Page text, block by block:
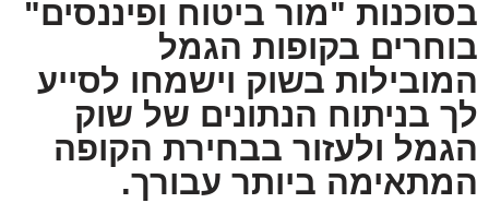
בסוכנות "מור ביטוח ופיננסים"
בוחרים בקופות הגמל
המובילות בשוק וישמחו לסייע
לך בניתוח הנתונים של שוק
הגמל ולעזור בבחירת הקופה
המתאימה ביותר עבורך.